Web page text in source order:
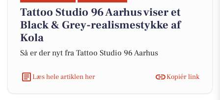
Tattoo Studio 96 Aarhus viser et
Black & Grey-realismestykke af
Kola
Så er der nyt fra Tattoo Studio 96 Aarhus
Læs hele artiklen her Kopiér link